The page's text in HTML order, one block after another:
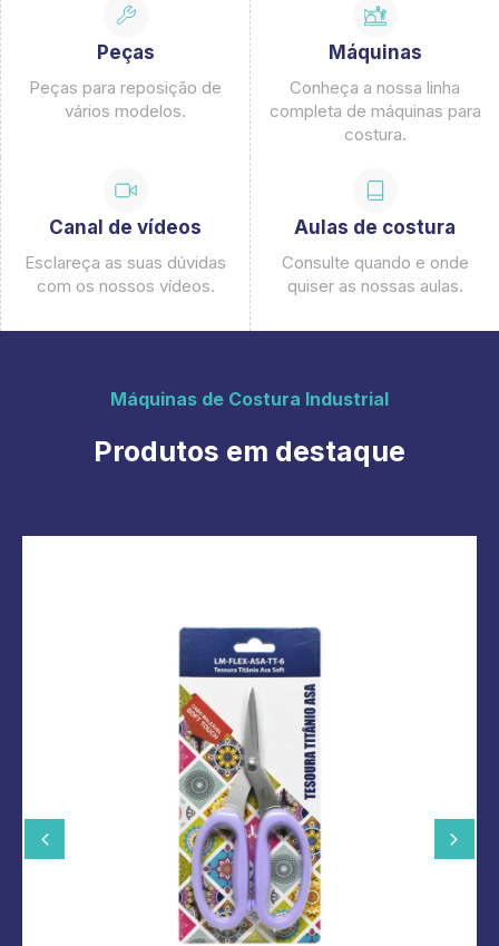
Peças
Peças para reposição de
vários modelos.
Máquinas
Conheça a nossa linha
completa de máquinas para
costura.
Canal de vídeos
Esclareça as suas dúvidas
com os nossos vídeos.
Aulas de costura
Consulte quando e onde
quiser as nossas aulas.
Máquinas de Costura Industrial
Produtos em destaque